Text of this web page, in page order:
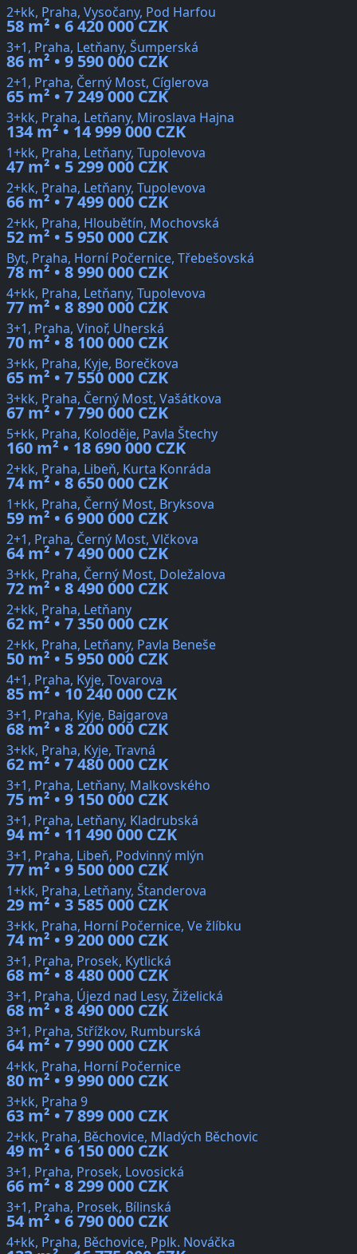
2+kk, Praha, Vysočany, Pod Harfou
58 m² • 6 420 000 CZK
3+1, Praha, Letňany, Šumperská
86 m² • 9 590 000 CZK
2+1, Praha, Černý Most, Cíglerova
65 m² • 7 249 000 CZK
3+kk, Praha, Letňany, Miroslava Hajna
134 m² • 14 999 000 CZK
1+kk, Praha, Letňany, Tupolevova
47 m² • 5 299 000 CZK
2+kk, Praha, Letňany, Tupolevova
66 m² • 7 499 000 CZK
2+kk, Praha, Hloubětín, Mochovská
52 m² • 5 950 000 CZK
Byt, Praha, Horní Počernice, Třebešovská
78 m² • 8 990 000 CZK
4+kk, Praha, Letňany, Tupolevova
77 m² • 8 890 000 CZK
3+1, Praha, Vinoř, Uherská
70 m² • 8 100 000 CZK
3+kk, Praha, Kyje, Borečkova
65 m² • 7 550 000 CZK
3+kk, Praha, Černý Most, Vašátkova
67 m² • 7 790 000 CZK
5+kk, Praha, Koloděje, Pavla Štechy
160 m² • 18 690 000 CZK
2+kk, Praha, Libeň, Kurta Konráda
74 m² • 8 650 000 CZK
1+kk, Praha, Černý Most, Bryksova
59 m² • 6 900 000 CZK
2+1, Praha, Černý Most, Vlčkova
64 m² • 7 490 000 CZK
3+kk, Praha, Černý Most, Doležalova
72 m² • 8 490 000 CZK
2+kk, Praha, Letňany
62 m² • 7 350 000 CZK
2+kk, Praha, Letňany, Pavla Beneše
50 m² • 5 950 000 CZK
4+1, Praha, Kyje, Tovarova
85 m² • 10 240 000 CZK
3+1, Praha, Kyje, Bajgarova
68 m² • 8 200 000 CZK
3+kk, Praha, Kyje, Travná
62 m² • 7 480 000 CZK
3+1, Praha, Letňany, Malkovského
75 m² • 9 150 000 CZK
3+1, Praha, Letňany, Kladrubská
94 m² • 11 490 000 CZK
3+1, Praha, Libeň, Podvinný mlýn
77 m² • 9 500 000 CZK
1+kk, Praha, Letňany, Štanderova
29 m² • 3 585 000 CZK
3+kk, Praha, Horní Počernice, Ve žlíbku
74 m² • 9 200 000 CZK
3+1, Praha, Prosek, Kytlická
68 m² • 8 480 000 CZK
3+1, Praha, Újezd nad Lesy, Žiželická
68 m² • 8 490 000 CZK
3+1, Praha, Střížkov, Rumburská
64 m² • 7 990 000 CZK
4+kk, Praha, Horní Počernice
80 m² • 9 990 000 CZK
3+kk, Praha 9
63 m² • 7 899 000 CZK
2+kk, Praha, Běchovice, Mladých Běchovic
49 m² • 6 150 000 CZK
3+1, Praha, Prosek, Lovosická
66 m² • 8 299 000 CZK
3+1, Praha, Prosek, Bílinská
54 m² • 6 790 000 CZK
4+kk, Praha, Běchovice, Pplk. Nováčka